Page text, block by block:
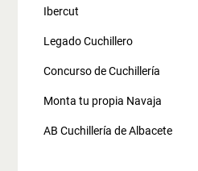
Ibercut
Legado Cuchillero
Concurso de Cuchillería
Monta tu propia Navaja
AB Cuchillería de Albacete